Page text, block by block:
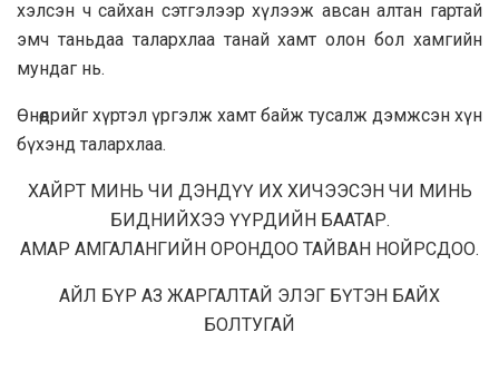
хэлсэн ч сайхан сэтгэлээр хүлээж авсан алтан гартай
эмч таньдаа талархлаа танай хамт олон бол хамгийн
мундаг нь.
Өнөөдрийг хүртэл үргэлж хамт байж тусалж дэмжсэн хүн
бүхэнд талархлаа.
ХАЙРТ МИНЬ ЧИ ДЭНДҮҮ ИХ ХИЧЭЭСЭН ЧИ МИНЬ
БИДНИЙХЭЭ ҮҮРДИЙН БААТАР.
АМАР АМГАЛАНГИЙН ОРОНДОО ТАЙВАН НОЙРСДОО.
АЙЛ БҮР АЗ ЖАРГАЛТАЙ ЭЛЭГ БҮТЭН БАЙХ
БОЛТУГАЙ